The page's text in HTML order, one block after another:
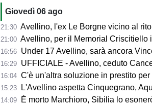
Giovedì 06 ago
21:30 Avellino, l'ex Le Borgne vicino al ritorno in
21:00 Avellino, per il Memorial Criscitiello il parcheggio del Piazzale degli Irpini è
16:56 Under 17 Avellino, sarà ancora
16:29 UFFICIALE - Avellino, ceduto
16:04 C'è un'altra soluzione in prestito per
15:23 L'Avellino aspetta Cinquegrano, Aquilani
14:09 È morto Marchioro, Sibilia lo